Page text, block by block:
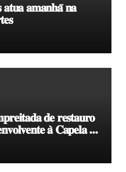
𝐚𝐭𝐮𝐚 𝐚𝐦𝐚𝐧𝐡𝐚̃ 𝐧𝐚
𝐝𝐞 𝐫𝐞𝐬𝐭𝐚𝐮𝐫𝐨
𝐚̀ 𝐂𝐚𝐩𝐞𝐥𝐚 𝐝𝐞